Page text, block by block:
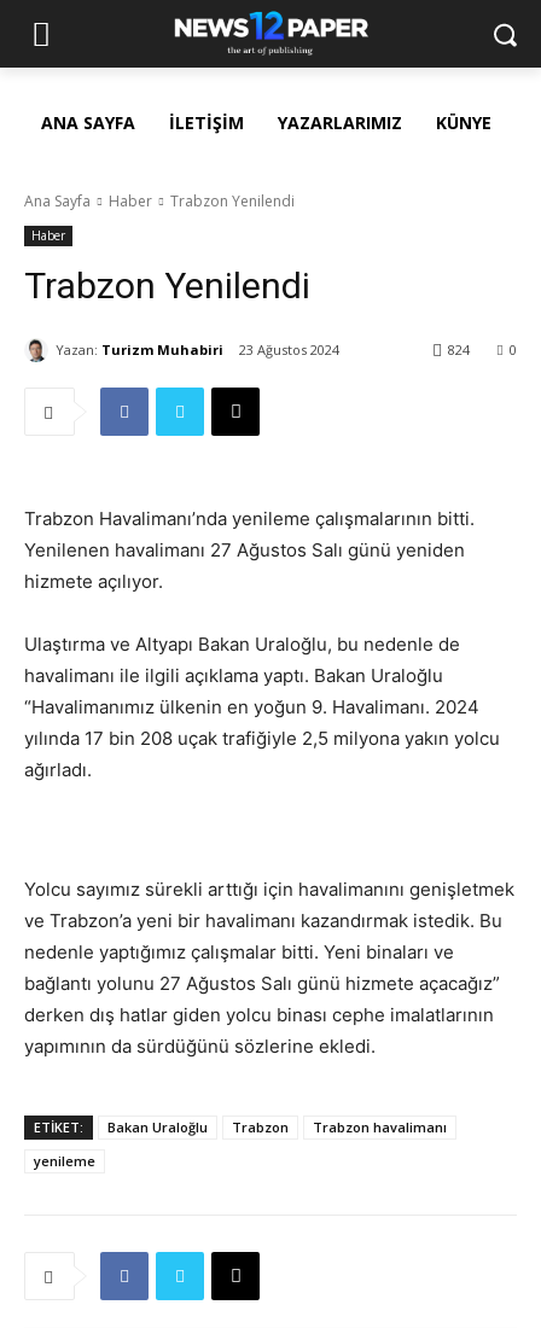
ANA SAYFA İLETIŞIM YAZARLARIMIZ KÜNYE
Ana Sayfa Haber Trabzon Yenilendi
Haber
Trabzon Yenilendi
Yazan: Turizm Muhabiri 23 Ağustos 2024 0
824
Trabzon Havalimanı’nda yenileme çalışmalarının bitti.
Yenilenen havalimanı 27 Ağustos Salı günü yeniden
hizmete açılıyor.
Ulaştırma ve Altyapı Bakan Uraloğlu, bu nedenle de
havalimanı ile ilgili açıklama yaptı. Bakan Uraloğlu
“Havalimanımız ülkenin en yoğun 9. Havalimanı. 2024
yılında 17 bin 208 uçak trafiğiyle 2,5 milyona yakın yolcu
ağırladı.
Yolcu sayımız sürekli arttığı için havalimanını genişletmek
ve Trabzon’a yeni bir havalimanı kazandırmak istedik. Bu
nedenle yaptığımız çalışmalar bitti. Yeni binaları ve
bağlantı yolunu 27 Ağustos Salı günü hizmete açacağız”
derken dış hatlar giden yolcu binası cephe imalatlarının
yapımının da sürdüğünü sözlerine ekledi.
ETIKET: Bakan Uraloğlu Trabzon
Trabzon havalimanı
yenileme